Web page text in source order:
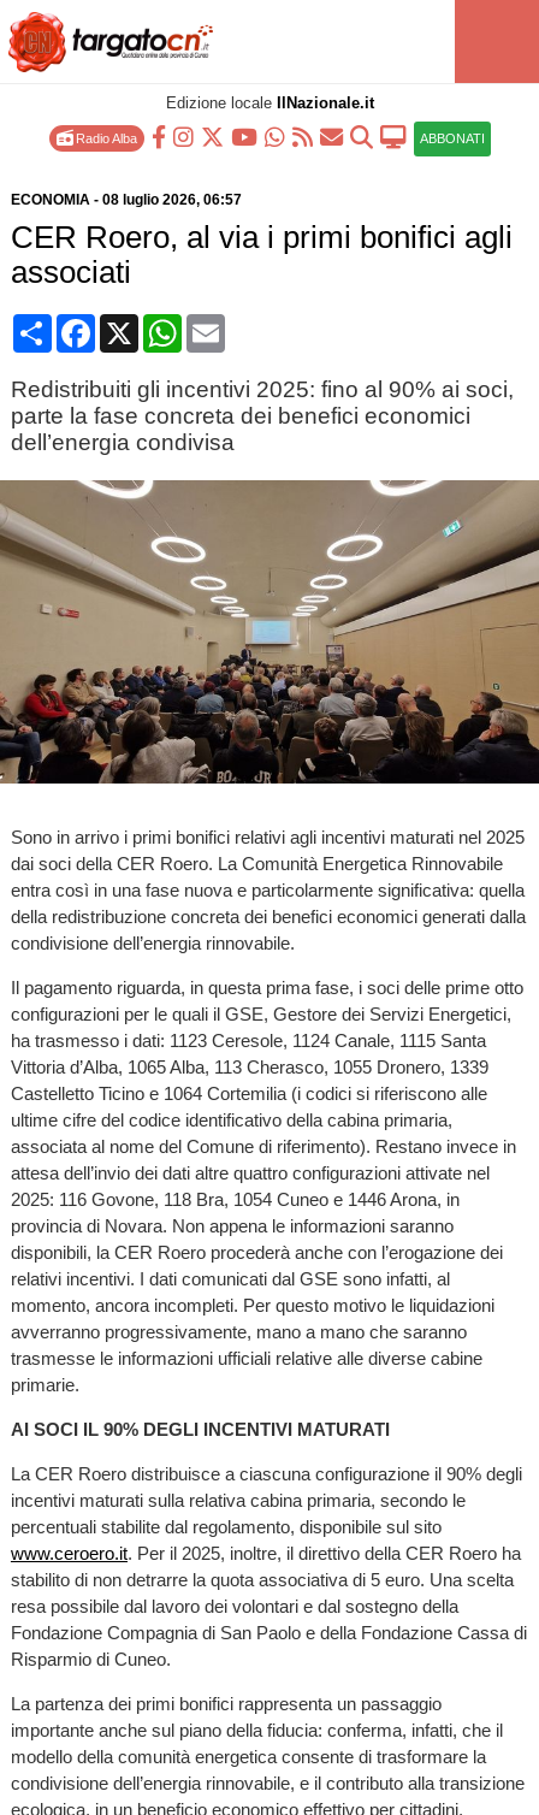
Edizione locale IlNazionale.it
Radio Alba ABBONATI
ECONOMIA- 08 luglio 2026, 06:57
CER Roero, al via i primi bonifici agli
associati
CondividiFacebook
X WhatsApp
Email
Redistribuiti gli incentivi 2025: fino al 90% ai soci,
parte la fase concreta dei benefici economici
dell’energia condivisa
Sono in arrivo i primi bonifici relativi agli incentivi maturati nel 2025
dai soci della CER Roero. La Comunità Energetica Rinnovabile
entra così in una fase nuova e particolarmente significativa: quella
della redistribuzione concreta dei benefici economici generati dalla
condivisione dell’energia rinnovabile.
Il pagamento riguarda, in questa prima fase, i soci delle prime otto
configurazioni per le quali il GSE, Gestore dei Servizi Energetici,
ha trasmesso i dati: 1123 Ceresole, 1124 Canale, 1115 Santa
Vittoria d’Alba, 1065 Alba, 113 Cherasco, 1055 Dronero, 1339
Castelletto Ticino e 1064 Cortemilia (i codici si riferiscono alle
ultime cifre del codice identificativo della cabina primaria,
associata al nome del Comune di riferimento). Restano invece in
attesa dell’invio dei dati altre quattro configurazioni attivate nel
2025: 116 Govone, 118 Bra, 1054 Cuneo e 1446 Arona, in
provincia di Novara. Non appena le informazioni saranno
disponibili, la CER Roero procederà anche con l’erogazione dei
relativi incentivi. I dati comunicati dal GSE sono infatti, al
momento, ancora incompleti. Per questo motivo le liquidazioni
avverranno progressivamente, mano a mano che saranno
trasmesse le informazioni ufficiali relative alle diverse cabine
primarie.
AI SOCI IL 90% DEGLI INCENTIVI MATURATI
La CER Roero distribuisce a ciascuna configurazione il 90% degli
incentivi maturati sulla relativa cabina primaria, secondo le
percentuali stabilite dal regolamento, disponibile sul sito
www.ceroero.it. Per il 2025, inoltre, il direttivo della CER Roero ha
stabilito di non detrarre la quota associativa di 5 euro. Una scelta
resa possibile dal lavoro dei volontari e dal sostegno della
Fondazione Compagnia di San Paolo e della Fondazione Cassa di
Risparmio di Cuneo.
La partenza dei primi bonifici rappresenta un passaggio
importante anche sul piano della fiducia: conferma, infatti, che il
modello della comunità energetica consente di trasformare la
condivisione dell’energia rinnovabile, e il contributo alla transizione
ecologica, in un beneficio economico effettivo per cittadini,